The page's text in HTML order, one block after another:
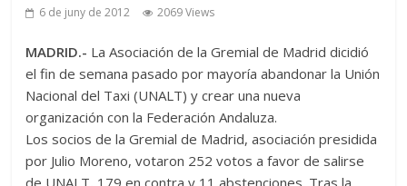
6 de juny de 2012 2069 Views
MADRID.- La Asociación de la Gremial de Madrid dicidió
el fin de semana pasado por mayoría abandonar la Unión
Nacional del Taxi (UNALT) y crear una nueva
organización con la Federación Andaluza.
Los socios de la Gremial de Madrid, asociación presidida
por Julio Moreno, votaron 252 votos a favor de salirse
de UNALT, 179 en contra y 11 abstenciones. Tras la